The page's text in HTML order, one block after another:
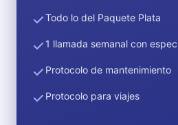
Todo lo del Paquete Plata
1 llamada semanal con
Protocolo de mantenimiento
Protocolo para viajes